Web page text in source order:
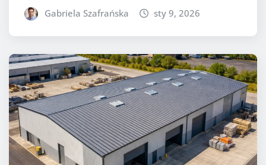
Gabriela Szafrańska sty 9, 2026